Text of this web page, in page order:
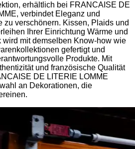
erhältlich bei FRANCAISE DE
verbindet Eleganz und
zu verschönern. Kissen, Plaids und
Ihrer Einrichtung Wärme und
wird mit demselben Know-how wie
gefertigt und
Produkte. Mit
und französische Qualität
DE LITERIE LOMME
an Dekorationen, die